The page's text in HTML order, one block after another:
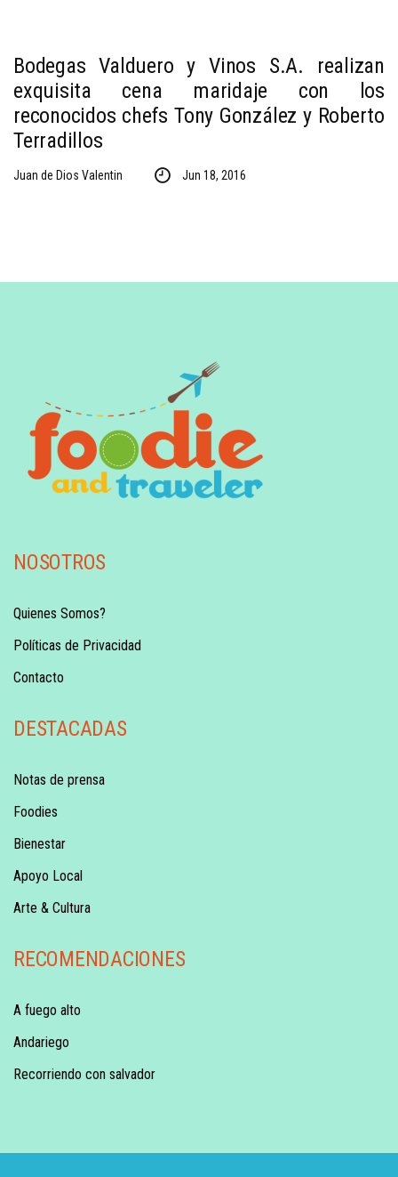
Bodegas Valduero y Vinos S.A. realizan
exquisita cena maridaje con los
reconocidos chefs Tony González y Roberto
Terradillos
Juan de Dios Valentin Jun 18, 2016
NOSOTROS
Quienes Somos?
Políticas de Privacidad
Contacto
DESTACADAS
Notas de prensa
Foodies
Bienestar
Apoyo Local
Arte & Cultura
RECOMENDACIONES
A fuego alto
Andariego
Recorriendo con salvador